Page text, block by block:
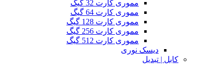
مموری کارت 32 گیگ
مموری کارت 64 گیگ
مموری کارت 128 گیگ
مموری کارت 256 گیگ
مموری کارت 512 گیگ
دیسک نوری
کابل | تبدیل